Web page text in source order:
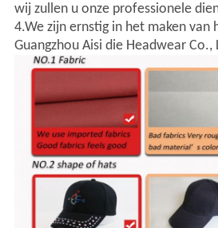
wij zullen u onze professionele
4.We zijn ernstig in het maken van
Guangzhou Aisi die Headwear